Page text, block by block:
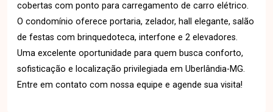
cobertas com ponto para carregamento de carro elétrico.
O condomínio oferece portaria, zelador, hall elegante, salão
de festas com brinquedoteca, interfone e 2 elevadores.
Uma excelente oportunidade para quem busca conforto,
sofisticação e localização privilegiada em Uberlândia-MG.
Entre em contato com nossa equipe e agende sua visita!